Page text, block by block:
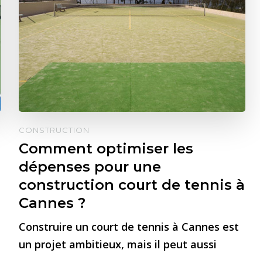
CONSTRUCTION
Comment optimiser les
dépenses pour une
construction court de tennis à
Cannes ?
Construire un court de tennis à Cannes est
un projet ambitieux, mais il peut aussi